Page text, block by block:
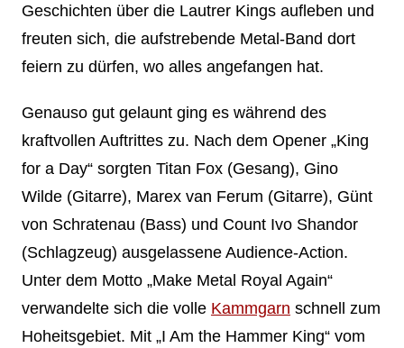
Geschichten über die Lautrer Kings aufleben und
freuten sich, die aufstrebende Metal-Band dort
feiern zu dürfen, wo alles angefangen hat.
Genauso gut gelaunt ging es während des
kraftvollen Auftrittes zu. Nach dem Opener „King
for a Day“ sorgten Titan Fox (Gesang), Gino
Wilde (Gitarre), Marex van Ferum (Gitarre), Günt
von Schratenau (Bass) und Count Ivo Shandor
(Schlagzeug) ausgelassene Audience-Action.
Unter dem Motto „Make Metal Royal Again“
verwandelte sich die volle Kammgarn schnell zum
Hoheitsgebiet. Mit „I Am the Hammer King“ vom